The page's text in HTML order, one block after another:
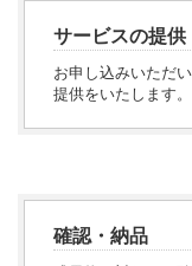
サービスの提供
お申し込みいただ
提供をいたします。
確認・納品